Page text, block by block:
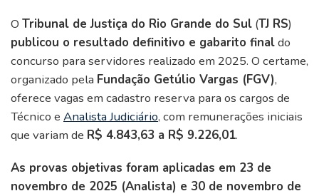
O Tribunal de Justiça do Rio Grande do Sul (TJ RS)
publicou o resultado definitivo e gabarito finaldo
concurso para servidores realizado em 2025. O certame,
organizado pela Fundação Getúlio Vargas (FGV),
oferece vagas em cadastro reserva para os cargos de
Técnico e Analista Judiciário, com remunerações iniciais
que variam de R$ 4.843,63 a R$ 9.226,01.
As provas objetivas foram aplicadas em 23 de
novembro de 2025 (Analista) e 30 de novembro de